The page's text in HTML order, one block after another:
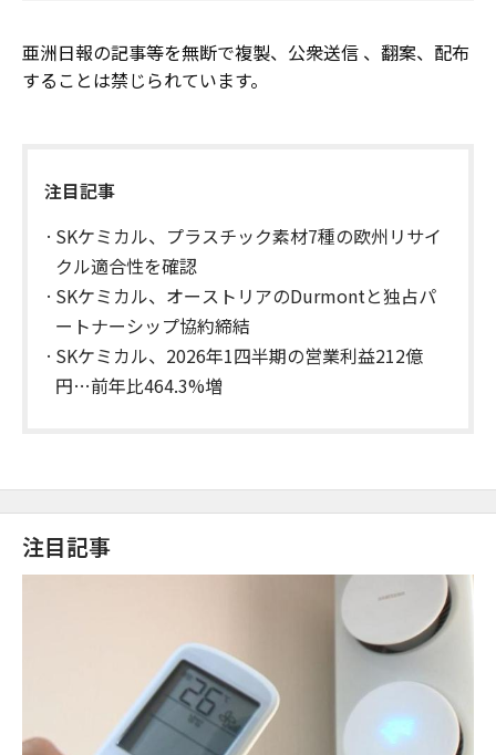
亜洲日報の記事等を無断で複製、公衆送信 、翻案、配布
することは禁じられています。
注目記事
SKケミカル、プラスチック素材7種の欧州リサイ
クル適合性を確認
SKケミカル、オーストリアのDurmontと独占パ
ートナーシップ協約締結
SKケミカル、2026年1四半期の営業利益212億
円…前年比464.3%増
注目記事